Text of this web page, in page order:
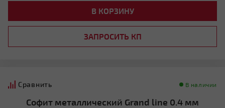
В КОРЗИНУ
ЗАПРОСИТЬ КП
Сравнить В наличии
Софит металлический Grand line 0.4 мм